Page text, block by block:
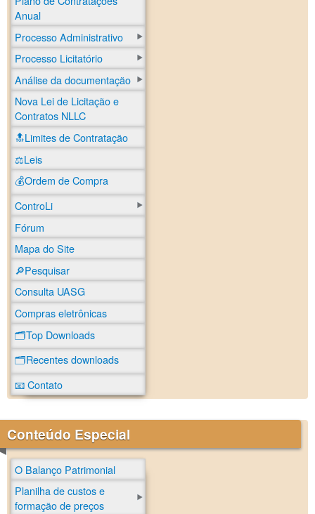
Anual
Processo Administrativo
Processo Licitatório
Análise da documentação
Nova Lei de Licitação e
Contratos NLLC
🔝Limites de Contratação
⚖️Leis
💰Ordem de Compra
ControLi
Fórum
Mapa do Site
🔎Pesquisar
Consulta UASG
Compras eletrônicas
🗂️Top Downloads
🗂️Recentes downloads
📧 Contato
Conteúdo Especial
O Balanço Patrimonial
Planilha de custos e
formação de preços